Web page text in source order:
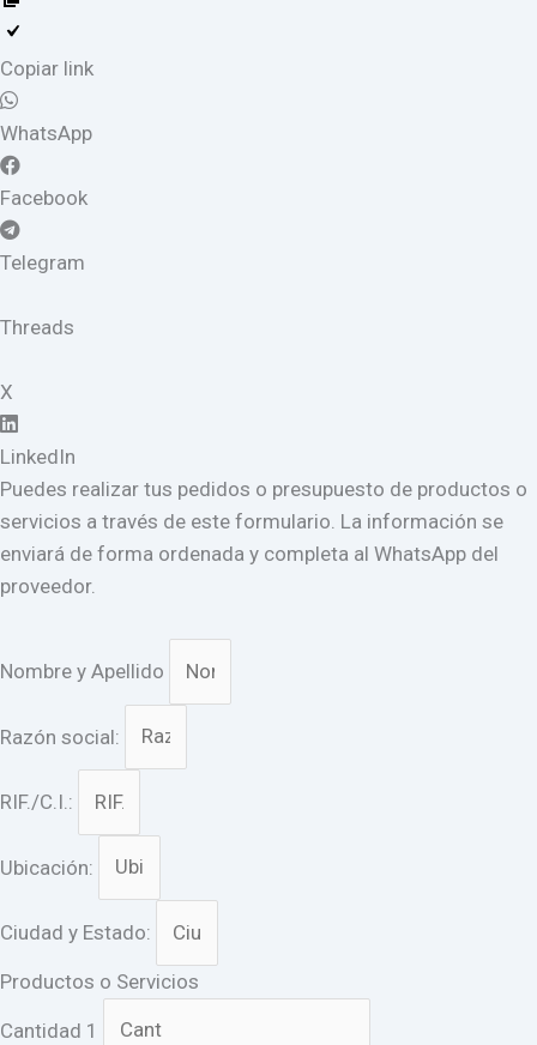
Copiar link
WhatsApp
Facebook
Telegram
Threads
X
LinkedIn
Puedes realizar tus pedidos o presupuesto de productos o
servicios a través de este formulario. La información se
enviará de forma ordenada y completa al WhatsApp del
proveedor.
Nombre y Apellido
Razón social:
RIF./C.I.:
Ubicación:
Ciudad y Estado:
Productos o Servicios
Cantidad 1